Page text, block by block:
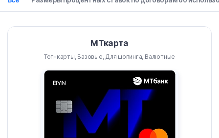
МТкарта
Топ-карты, Базовые, Для шопинга, Валютные